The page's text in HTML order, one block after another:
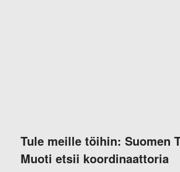
Tule meille töihin: Suomen
Muoti etsii koordinaattoria